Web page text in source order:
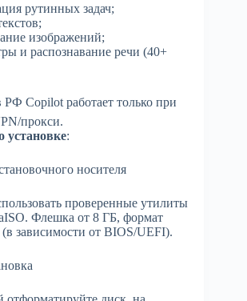
рутинных задач;
изображений;
и распознавание речи (40+
Copilot работает только при
прокси.
установке:
носителя
проверенные утилиты
Флешка от 8 ГБ, формат
зависимости от BIOS/UEFI).